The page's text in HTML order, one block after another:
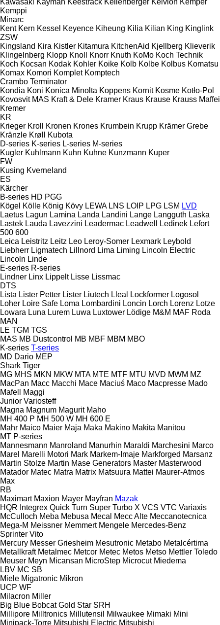
Kemppi
Minarc
Kent Kern Kessel Keyence Kiheung Kilia Kilian King Kinglink
ZSW
Kingsland Kira Kistler Kitamura KitchenAid Kjellberg Klieverik
Klingelnberg Klopp Knoll Knorr Knuth KoMo Koch Technik
Koch Kocsan Kodak Kohler Koike Kolb Kolbe Kolbus Komatsu
Komax Komori Komplet Komptech
Crambo Terminator
Kondia Koni Konica Minolta Koppens Kornit Kosme Kotło-Pol
Kovosvit MAS Kraft & Dele Kramer Kraus Krause Krauss Maffei
Kremer
KR
Krieger Kroll Kronen Krones Krumbein Krupp Krämer Grebe
Kränzle Krøll
Kubota
D-series K-series L-series M-series
Kugler Kuhlmann Kuhn Kuhne Kunzmann Kuper
FW
Kusing Kverneland
ES
Kärcher
B-series HD PGG
Kögel Kölle König Kövy LEWA LNS LOIP LPG LSM LVD
Laetus Lagun Lamina Landa Landini Lange Langguth Laska
Lastek Lauda Lavezzini Leadermac Leadwell Ledinek Lefort
500 600
Leica Leistritz Leitz Leo Leroy-Somer Lexmark Leybold
Liebherr Ligmatech Lillnord Lima Liming Lincoln Electric
Lincoln Linde
E-series R-series
Lindner Linx Lippelt Lisse Lissmac
DTS
Lista Lister Petter Lister Liutech Lleal Lockformer Logosol
Loher Loire Safe Loma Lombardini Loncin Lorch Lorenz Lotze
Lowara Luna Lurem Luwa Luxtower Lödige M&M MAF Roda
MAN
LE TGM TGS
MAS MB Dustcontrol MB MBF MBM MBO
K-series T-series
MD Dario MEP
Shark Tiger
MG MHS MKN MKW MTA MTE MTF MTU MVD MWM MZ
MacPan Macc Macchi Mace Maciuś Maco Macpresse Mado
Mafell
Maggi
Junior Variosteff
Magna Magnum Magurit Maho
MH 400 P MH 500 W MH 600 E
Mahr Maico Maier Maja Maka Makino Makita Manitou
MT P-series
Mannesmann Manroland Manurhin Maraldi Marchesini Marco
Marel Marelli Motori Mark Markem-Imaje Markforged Marsanz
Martin Stolze Martin Mase Generators Master Masterwood
Matador Matec Matra Matrix Matsuura Mattei Maurer-Atmos
Max
RB
Maximart Maxion Mayer Mayfran Mazak
HQR Integrex Quick Turn Super Turbo X VCS VTC Variaxis
McCulloch Meba Mebusa Mecal Mecc Alte Meccanotecnica
Mega-M Meissner Memmert Mengele Mercedes-Benz
Sprinter Vito
Mercury Messer Griesheim Mesutronic Metabo Metalcértima
Metallkraft Metalmec Metcor Metec Metos Metso Mettler Toledo
Meuser Meyn Micansan MicroStep Microcut Miedema
LBV MC SB
Miele Migatronic Mikron
UCP WF
Milacron Miller
Big Blue Bobcat Gold Star SRH
Millipore Milltronics Millutensil Milwaukee Mimaki Mini
Minipack-Torre Mitsubishi Electric Mitsubishi